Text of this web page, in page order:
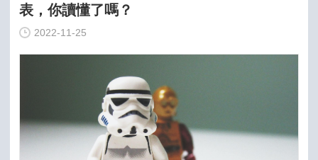
表，你讀懂了嗎？
2022-11-25